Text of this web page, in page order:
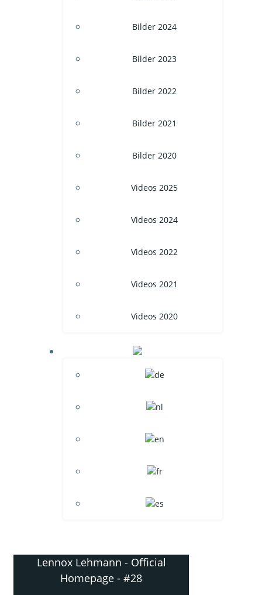
Bilder 2024
Bilder 2023
Bilder 2022
Bilder 2021
Bilder 2020
Videos 2025
Videos 2024
Videos 2022
Videos 2021
Videos 2020
Lennox Lehmann - Official
Homepage - #28